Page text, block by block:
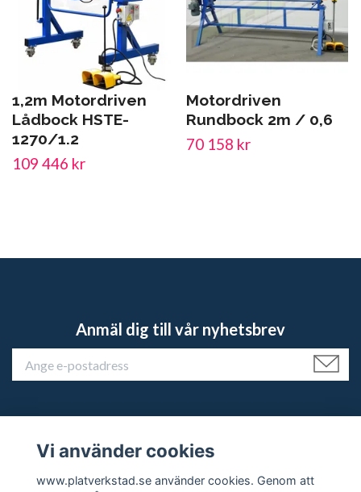
1,2m Motordriven
Lådbock HSTE-
1270/1.2
109 446 kr
Motordriven
Rundbock 2m / 0,6
70 158 kr
Anmäl dig till vår nyhetsbrev
Kundtjänst
Vi använder cookies
www.platverkstad.se använder cookies. Genom att